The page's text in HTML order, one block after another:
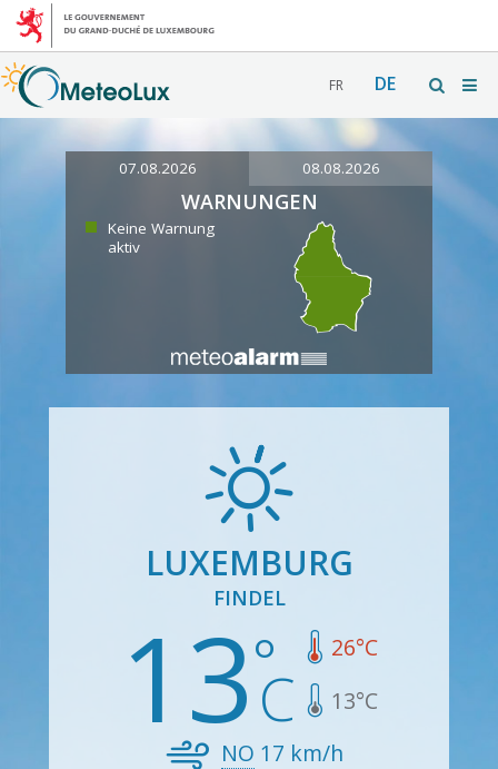
FR DE
07.08.2026 08.08.2026
WARNUNGEN
Keine Warnung
aktiv
LUXEMBURG
FINDEL
13 26°C
13°C
NO 17 km/h